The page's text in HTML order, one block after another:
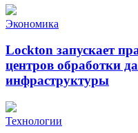
Экономика
Lockton запускает
центров обработки
инфраструктуры
Технологии